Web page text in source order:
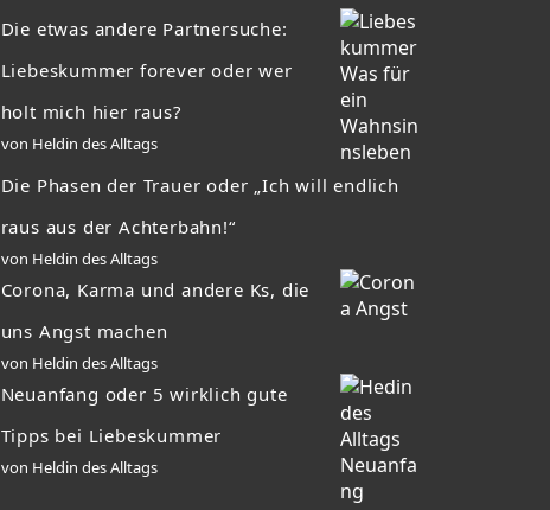
Die etwas andere Partnersuche:
Liebeskummer forever oder wer
holt mich hier raus?
von Heldin des Alltags
Die Phasen der Trauer oder „Ich will endlich
raus aus der Achterbahn!“
von Heldin des Alltags
Corona, Karma und andere Ks, die
uns Angst machen
von Heldin des Alltags
Neuanfang oder 5 wirklich gute
Tipps bei Liebeskummer
von Heldin des Alltags